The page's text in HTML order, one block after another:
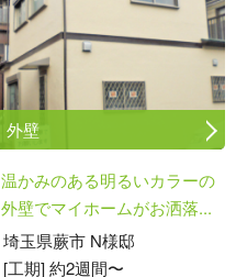
外壁
温かみのある明るいカラーの
外壁でマイホームがお洒落...
埼玉県蕨市 N様邸
[工期] 約2週間〜